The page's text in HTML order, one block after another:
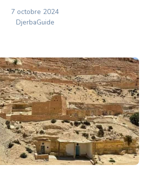
7 octobre 2024
DjerbaGuide